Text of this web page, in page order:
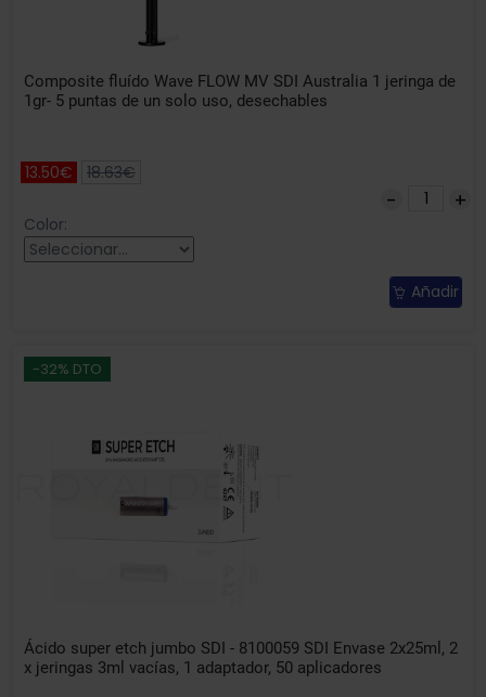
Composite fluído Wave FLOW MV SDI Australia 1 jeringa de
1gr- 5 puntas de un solo uso, desechables
13.50€ 18.63€
Color:
Añadir
-32% DTO
Ácido super etch jumbo SDI - 8100059 SDI Envase 2x25ml, 2
x jeringas 3ml vacías, 1 adaptador, 50 aplicadores